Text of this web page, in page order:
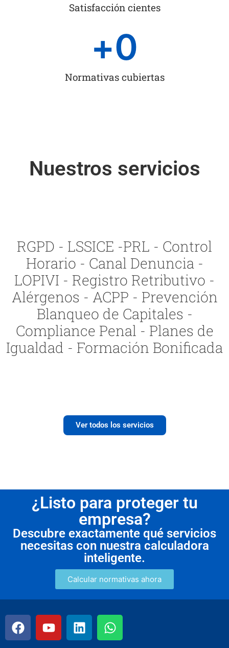
Satisfacción cientes
Normativas cubiertas
+0
Nuestros servicios
RGPD - LSSICE -PRL - Control
Horario - Canal Denuncia -
LOPIVI - Registro Retributivo -
Alérgenos - ACPP - Prevención
Blanqueo de Capitales -
Compliance Penal - Planes de
Igualdad - Formación Bonificada
Ver todos los servicios
¿Listo para proteger tu
empresa?
Descubre exactamente qué servicios
necesitas con nuestra calculadora
inteligente.
Calcular normativas ahora